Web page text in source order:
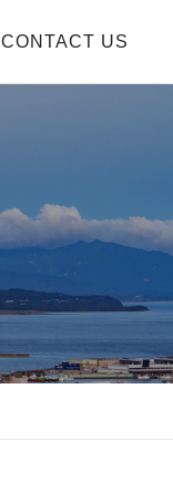
CONTACT US